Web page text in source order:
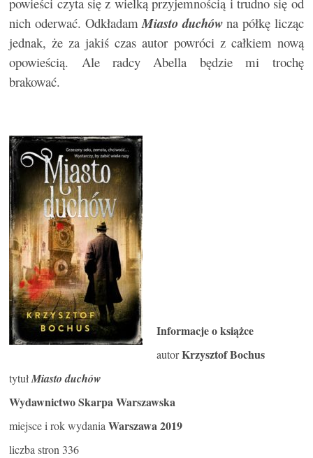
nich oderwać. OdkładamMiasto duchówna półkę licząc
jednak, że za jakiś czas autor powróci z całkiem nową
opowieścią. Ale radcy Abella będzie mi trochę
brakować.
Informacje o książce
autorKrzysztof Bochus
tytułMiasto duchów
Wydawnictwo Skarpa Warszawska
miejsce i rok wydaniaWarszawa 2019
liczba stron 336